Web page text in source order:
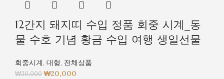
12간지 돼지띠 수입 정품 회중 시계_동
물 수호 기념 황금 수입 여행 생일선물
회중시계, 대형, 전체상품
₩30,000 ₩20,000